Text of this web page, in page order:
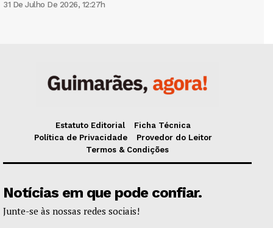
31 De Julho De 2026, 12:27h
Estatuto Editorial
Ficha Técnica
Política de Privacidade
Provedor do Leitor
Termos & Condições
Notícias em que pode confiar.
Junte-se às nossas redes sociais!